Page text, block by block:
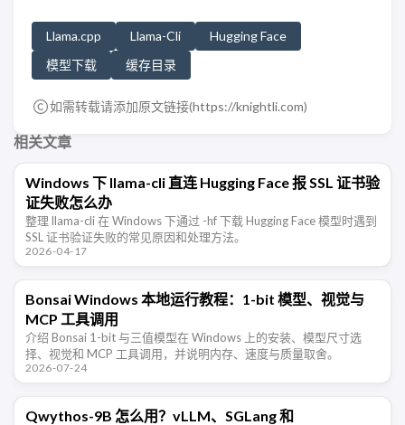
Llama.cpp Llama-Cli
Hugging Face
模型下载
缓存目录
如需转载请添加原文链接(https://knightli.com)
相关文章
Windows 下 llama-cli 直连 Hugging Face 报 SSL 证书验
证失败怎么办
整理 llama-cli 在 Windows 下通过 -hf 下载 Hugging Face 模型时遇到
SSL 证书验证失败的常见原因和处理方法。
2026-04-17
Bonsai Windows 本地运行教程：1-bit 模型、视觉与
MCP 工具调用
介绍 Bonsai 1-bit 与三值模型在 Windows 上的安装、模型尺寸选
择、视觉和 MCP 工具调用，并说明内存、速度与质量取舍。
2026-07-24
Qwythos-9B 怎么用？vLLM、SGLang 和